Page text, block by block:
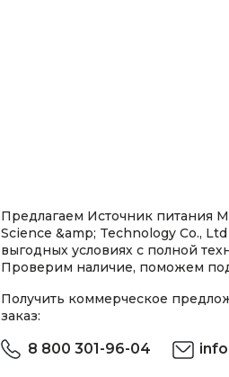
Предлагаем Источник питания
Science &amp; Technology Co.,
выгодных условиях с полной
Проверим наличие, поможем
Получить коммерческое
заказ:
8 800 301-96-04